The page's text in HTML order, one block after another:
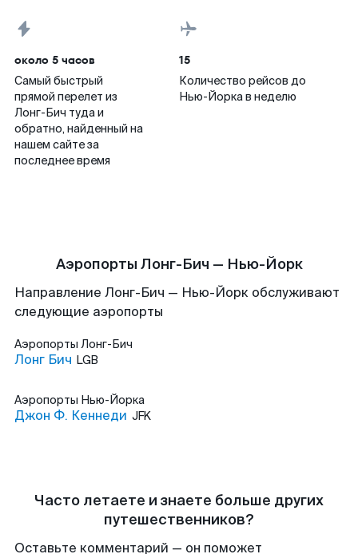
около 5 часов
Самый быстрый
прямой перелет из
Лонг-Бич туда и
обратно, найденный на
нашем сайте за
последнее время
15
Количество рейсов до
Нью-Йорка в неделю
Аэропорты Лонг-Бич — Нью-Йорк
Направление Лонг-Бич — Нью-Йорк обслуживают
следующие аэропорты
Аэропорты Лонг-Бич
Лонг Бич LGB
Аэропорты Нью-Йорка
Джон Ф. Кеннеди JFK
Часто летаете и знаете больше других
путешественников?
Оставьте комментарий — он поможет